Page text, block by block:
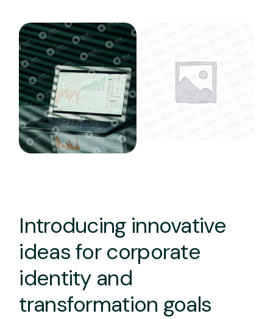
Introducing innovative
ideas for corporate
identity and
transformation goals